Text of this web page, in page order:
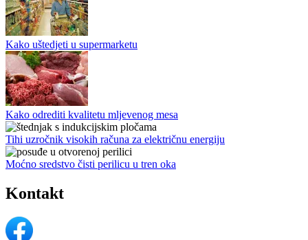
Kako uštedjeti u supermarketu
Kako odrediti kvalitetu mljevenog mesa
Tihi uzročnik visokih računa za električnu energiju
Moćno sredstvo čisti perilicu u tren oka
Kontakt